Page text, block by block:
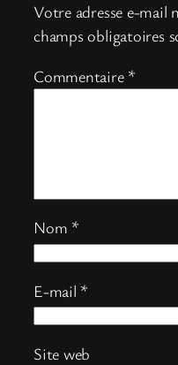
Votre adresse e-mail
champs obligatoires
Commentaire *
Nom *
E-mail *
Site web